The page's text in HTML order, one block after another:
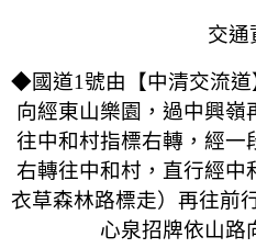
交通
◆國道1號由【中清交流
向經東山樂園，過中興嶺
往中和村指標右轉，經一
右轉往中和村，直行經中
衣草森林路標走）再往前
心泉招牌依山路